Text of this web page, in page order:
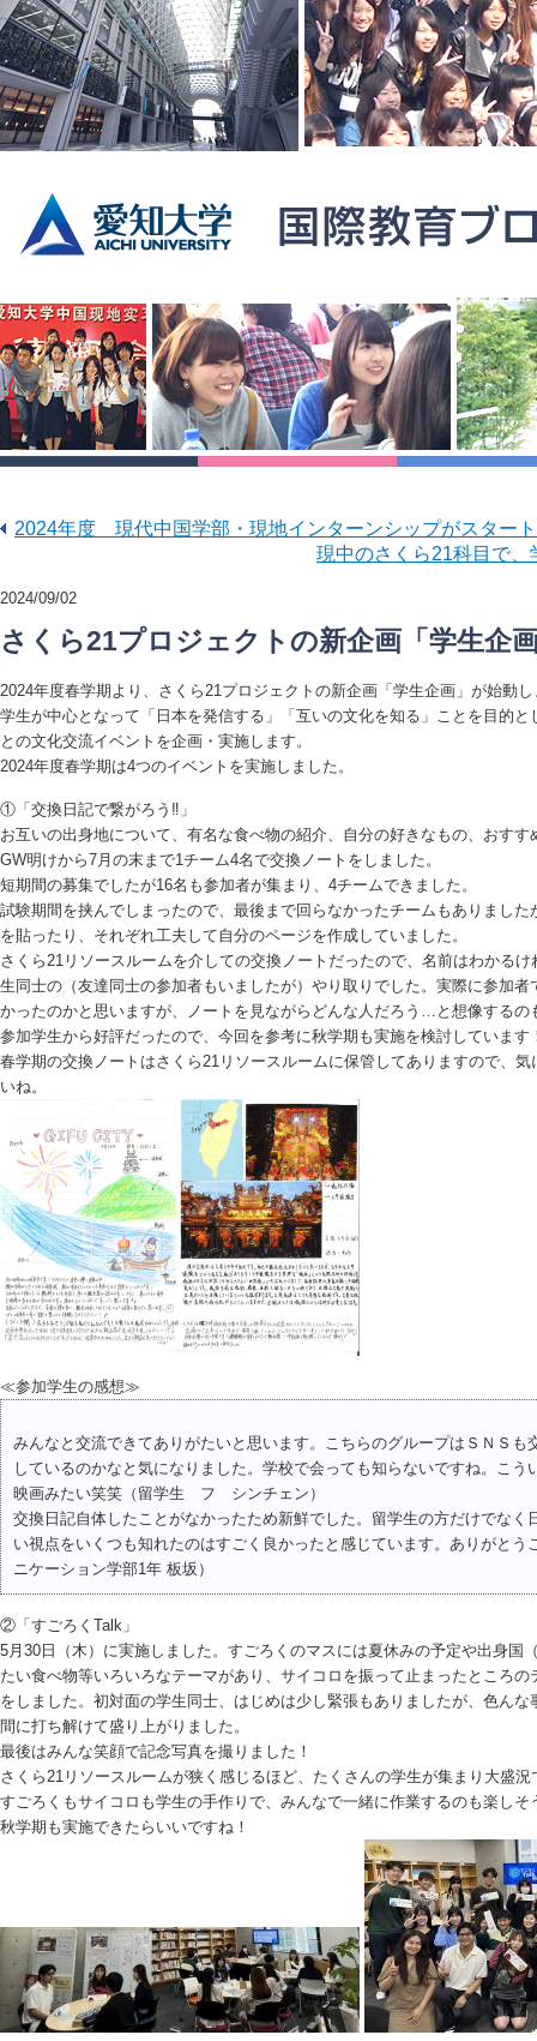
2024年度 現代中国学部・現地インターンシップがスター
現中のさくら21科目で
2024/09/02
さくら21プロジェクトの新企画「学生企
2024年度春学期より、さくら21プロジェクトの新企画「学生企画」が始動
学生が中心となって「日本を発信する」「互いの文化を知る」ことを目的
との文化交流イベントを企画・実施します。
2024年度春学期は4つのイベントを実施しました。
①「交換日記で繋がろう‼」
お互いの出身地について、有名な食べ物の紹介、自分の好きなもの、おす
GW明けから7月の末まで1チーム4名で交換ノートをしました。
短期間の募集でしたが16名も参加者が集まり、4チームできました。
試験期間を挟んでしまったので、最後まで回らなかったチームもありまし
を貼ったり、それぞれ工夫して自分のページを作成していました。
さくら21リソースルームを介しての交換ノートだったので、名前はわかる
生同士の（友達同士の参加者もいましたが）やり取りでした。実際に参加
かったのかと思いますが、ノートを見ながらどんな人だろう…と想像するの
参加学生から好評だったので、今回を参考に秋学期も実施を検討しています
春学期の交換ノートはさくら21リソースルームに保管してありますので、
いね。
≪参加学生の感想≫
みんなと交流できてありがたいと思います。こちらのグループはＳＮＳも
しているのかなと気になりました。学校で会っても知らないですね。こう
映画みたい笑笑（留学生 フ シンチェン）
交換日記自体したことがなかったため新鮮でした。留学生の方だけでなく
い視点をいくつも知れたのはすごく良かったと感じています。ありがとう
ニケーション学部1年 板坂）
②「すごろくTalk」
5月30日（木）に実施しました。すごろくのマスには夏休みの予定や出身国
たい食べ物等いろいろなテーマがあり、サイコロを振って止まったところ
をしました。初対面の学生同士、はじめは少し緊張もありましたが、色ん
間に打ち解けて盛り上がりました。
最後はみんな笑顔で記念写真を撮りました！
さくら21リソースルームが狭く感じるほど、たくさんの学生が集まり大盛況
すごろくもサイコロも学生の手作りで、みんなで一緒に作業するのも楽しそ
秋学期も実施できたらいいですね！